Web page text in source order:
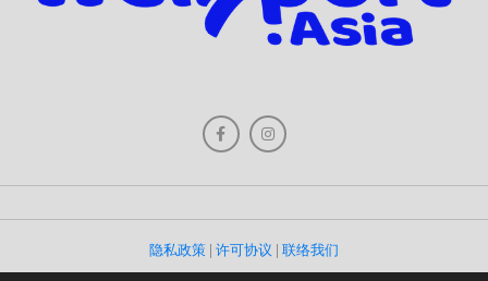
隐私政策 | 许可协议 | 联络我们